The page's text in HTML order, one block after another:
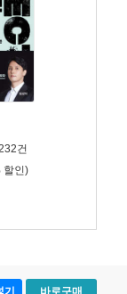
건
할인)
바로구매